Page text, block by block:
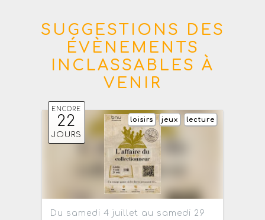
SUGGESTIONS DES
ÉVÈNEMENTS
INCLASSABLES À
VENIR
ENCORE
22
JOURS
lecture
jeux
loisirs
Du samedi 4 juillet au samedi 29